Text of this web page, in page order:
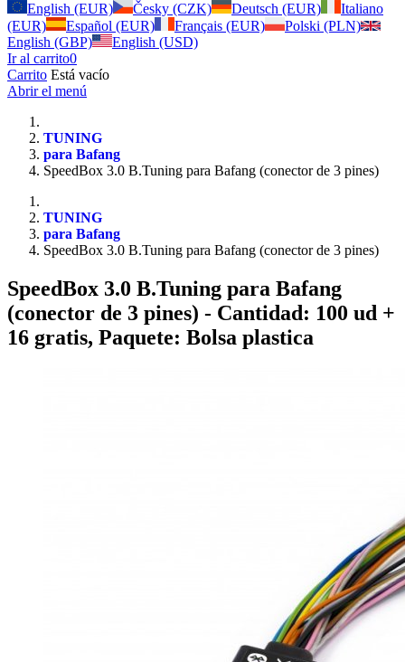
English (EUR)
Česky (CZK) Deutsch (EUR)
Italiano
(EUR)
Español (EUR) Français (EUR)
Polski (PLN)
English (GBP)
English (USD)
Ir al carrito0
Carrito Está vacío
Abrir el menú
TUNING
para Bafang
SpeedBox 3.0 B.Tuning para Bafang (conector de 3 pines)
TUNING
para Bafang
SpeedBox 3.0 B.Tuning para Bafang (conector de 3 pines)
SpeedBox 3.0 B.Tuning para Bafang
(conector de 3 pines) - Cantidad: 100 ud +
16 gratis, Paquete: Bolsa plastica